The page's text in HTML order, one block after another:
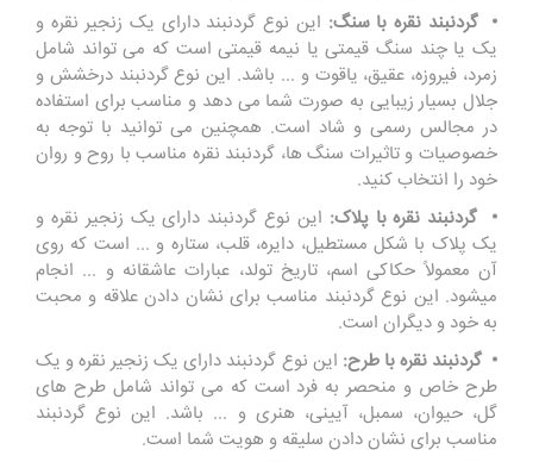
• گردنبند نقره با سنگ: این نوع گردنبند دارای یک زنجیر نقره و
یک یا چند سنگ قیمتی یا نیمه قیمتی است که می تواند شامل
زمرد، فیروزه، عقیق، یاقوت و ... باشد. این نوع گردنبند درخشش و
جلال بسیار زیبایی به صورت شما می دهد و مناسب برای استفاده
در مجالس رسمی و شاد است. همچنین می توانید با توجه به
خصوصیات و تاثیرات سنگ ها، گردنبند نقره مناسب با روح و روان
خود را انتخاب کنید.
• گردنبند نقره با پلاک: این نوع گردنبند دارای یک زنجیر نقره و
یک پلاک با شکل مستطیل، دایره، قلب، ستاره و ... است که روی
آن معمولاً حکاکی اسم، تاریخ تولد، عبارات عاشقانه و ... انجام
میشود. این نوع گردنبند مناسب برای نشان دادن علاقه و محبت
به خود و دیگران است.
• گردنبند نقره با طرح: این نوع گردنبند دارای یک زنجیر نقره و یک
طرح خاص و منحصر به فرد است که می تواند شامل طرح های
گل، حیوان، سمبل، آیینی، هنری و ... باشد. این نوع گردنبند
مناسب برای نشان دادن سلیقه و هویت شما است.